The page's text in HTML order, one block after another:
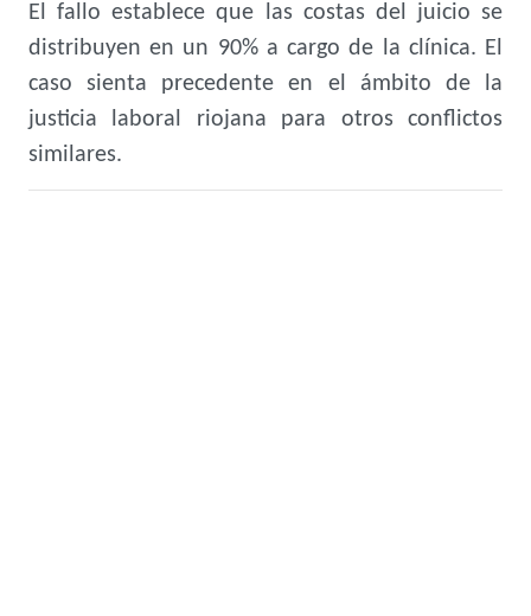
El fallo establece que las costas del juicio se
distribuyen en un 90% a cargo de la clínica. El
caso sienta precedente en el ámbito de la
justicia laboral riojana para otros conflictos
similares.